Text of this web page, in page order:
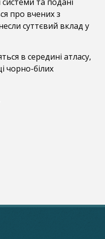
про вчених з
суттєвий вклад у
в середині атласу,
чорно-білих